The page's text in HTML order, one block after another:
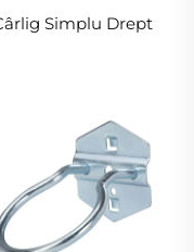
Simplu Drept